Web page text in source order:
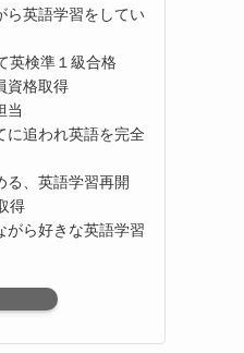
ら英語学習をしてい
英検準１級合格
資格取得
当
追われ英語を完全
る、英語学習再開
得
がら好きな英語学習